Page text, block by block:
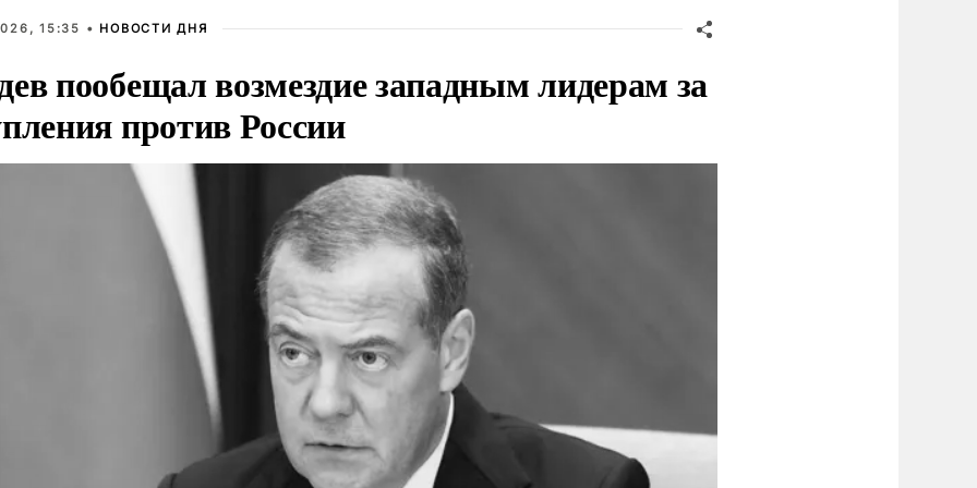
15:35 • НОВОСТИ ДНЯ
пообещал возмездие западным лидерам за
против России